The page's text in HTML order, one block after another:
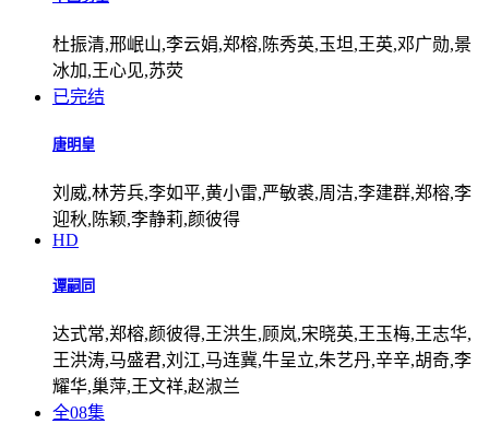
杜振清,邢岷山,李云娟,郑榕,陈秀英,玉坦,王英,邓广勋,景
冰加,王心见,苏荧
已完结
唐明皇
刘威,林芳兵,李如平,黄小雷,严敏裘,周洁,李建群,郑榕,李
迎秋,陈颖,李静莉,颜彼得
HD
谭嗣同
达式常,郑榕,颜彼得,王洪生,顾岚,宋晓英,王玉梅,王志华,
王洪涛,马盛君,刘江,马连冀,牛呈立,朱艺丹,辛辛,胡奇,李
耀华,巢萍,王文祥,赵淑兰
全08集